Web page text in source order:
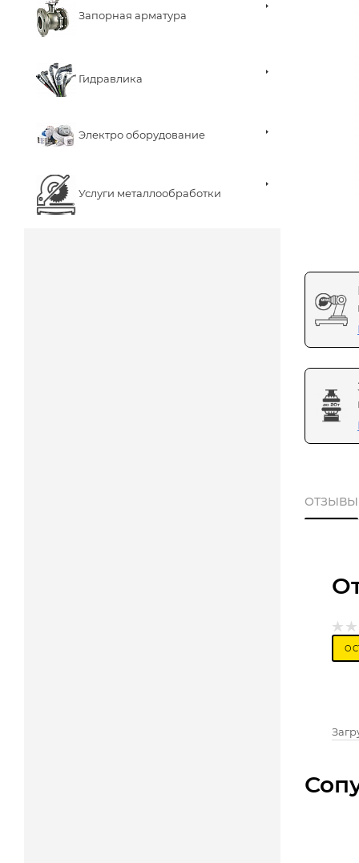
Запорная арматура
Гидравлика
Электро оборудование
Услуги металлообработки
ОТЗЫВЫ